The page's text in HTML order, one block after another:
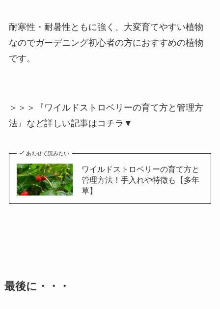
耐寒性・耐暑性ともに強く、大変育てやすい植物
なのでガーデニング初心者の方におすすめの植物
です。
＞＞＞『ワイルドストロベリーの育て方と管理方
法』など詳しい記事はコチラ▼
あわせて読みたい
ワイルドストロベリーの育て方と
管理方法！手入れや特徴も【多年
草】
最後に・・・